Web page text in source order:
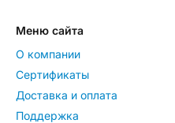
Меню сайта
О компании
Сертификаты
Доставка и оплата
Поддержка